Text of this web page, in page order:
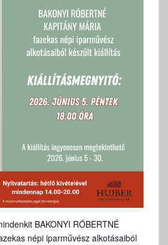
BAKONYI RÓBERTNÉ
népi iparművész alkotásaiból